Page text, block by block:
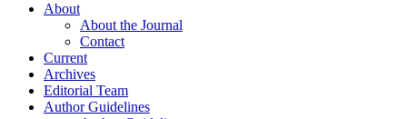
About
About the Journal
Contact
Current
Archives
Editorial Team
Author Guidelines